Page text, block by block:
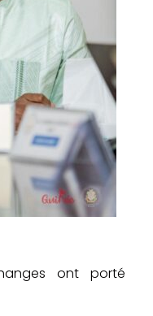
ont porté